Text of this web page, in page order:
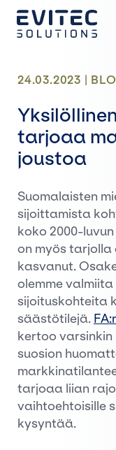
24.03.2023 |
tarjoaa
joustoa
Suomalaisten
sijoittamista
koko 2000-
on myös
kasvanut.
olemme
sijoituskohteita
säästötilejä.
kertoo
suosion
tarjoaa liian
vaihtoehtoisille
kysyntää.